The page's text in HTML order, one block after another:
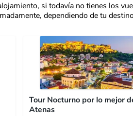
si todavía no tienes los
dependiendo de tu
Tour Nocturno por lo mejor
Atenas